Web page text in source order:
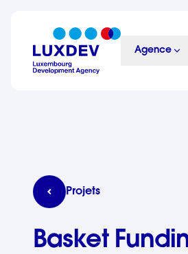
Agence
Basket Funding for Pro-
Projets
Basket